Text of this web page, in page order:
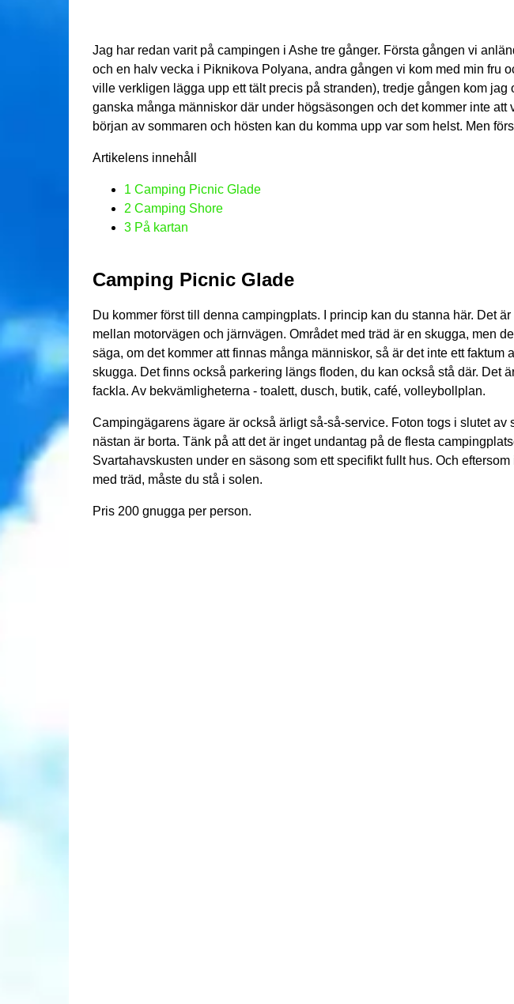
Jag har redan varit på campingen i Ashe tre gånger. Första gången vi
och en halv vecka i Piknikova Polyana, andra gången vi kom med min fru
ville verkligen lägga upp ett tält precis på stranden), tredje gången kom jag
ganska många människor där under högsäsongen och det kommer inte att
början av sommaren och hösten kan du komma upp var som helst. Men
Artikelens innehåll
1 Camping Picnic Glade
2 Camping Shore
3 På kartan
Camping Picnic Glade
Du kommer först till denna campingplats. I princip kan du stanna här. Det
mellan motorvägen och järnvägen. Området med träd är en skugga, men
säga, om det kommer att finnas många människor, så är det inte ett faktum
skugga. Det finns också parkering längs floden, du kan också stå där. Det
fackla. Av bekvämligheterna - toalett, dusch, butik, café, volleybollplan.
Campingägarens ägare är också ärligt så-så-service. Foton togs i slutet av
nästan är borta. Tänk på att det är inget undantag på de flesta
Svartahavskusten under en säsong som ett specifikt fullt hus. Och
med träd, måste du stå i solen.
Pris 200 gnugga per person.